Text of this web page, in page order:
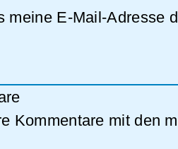
meine E-Mail-Adresse
Kommentare mit den